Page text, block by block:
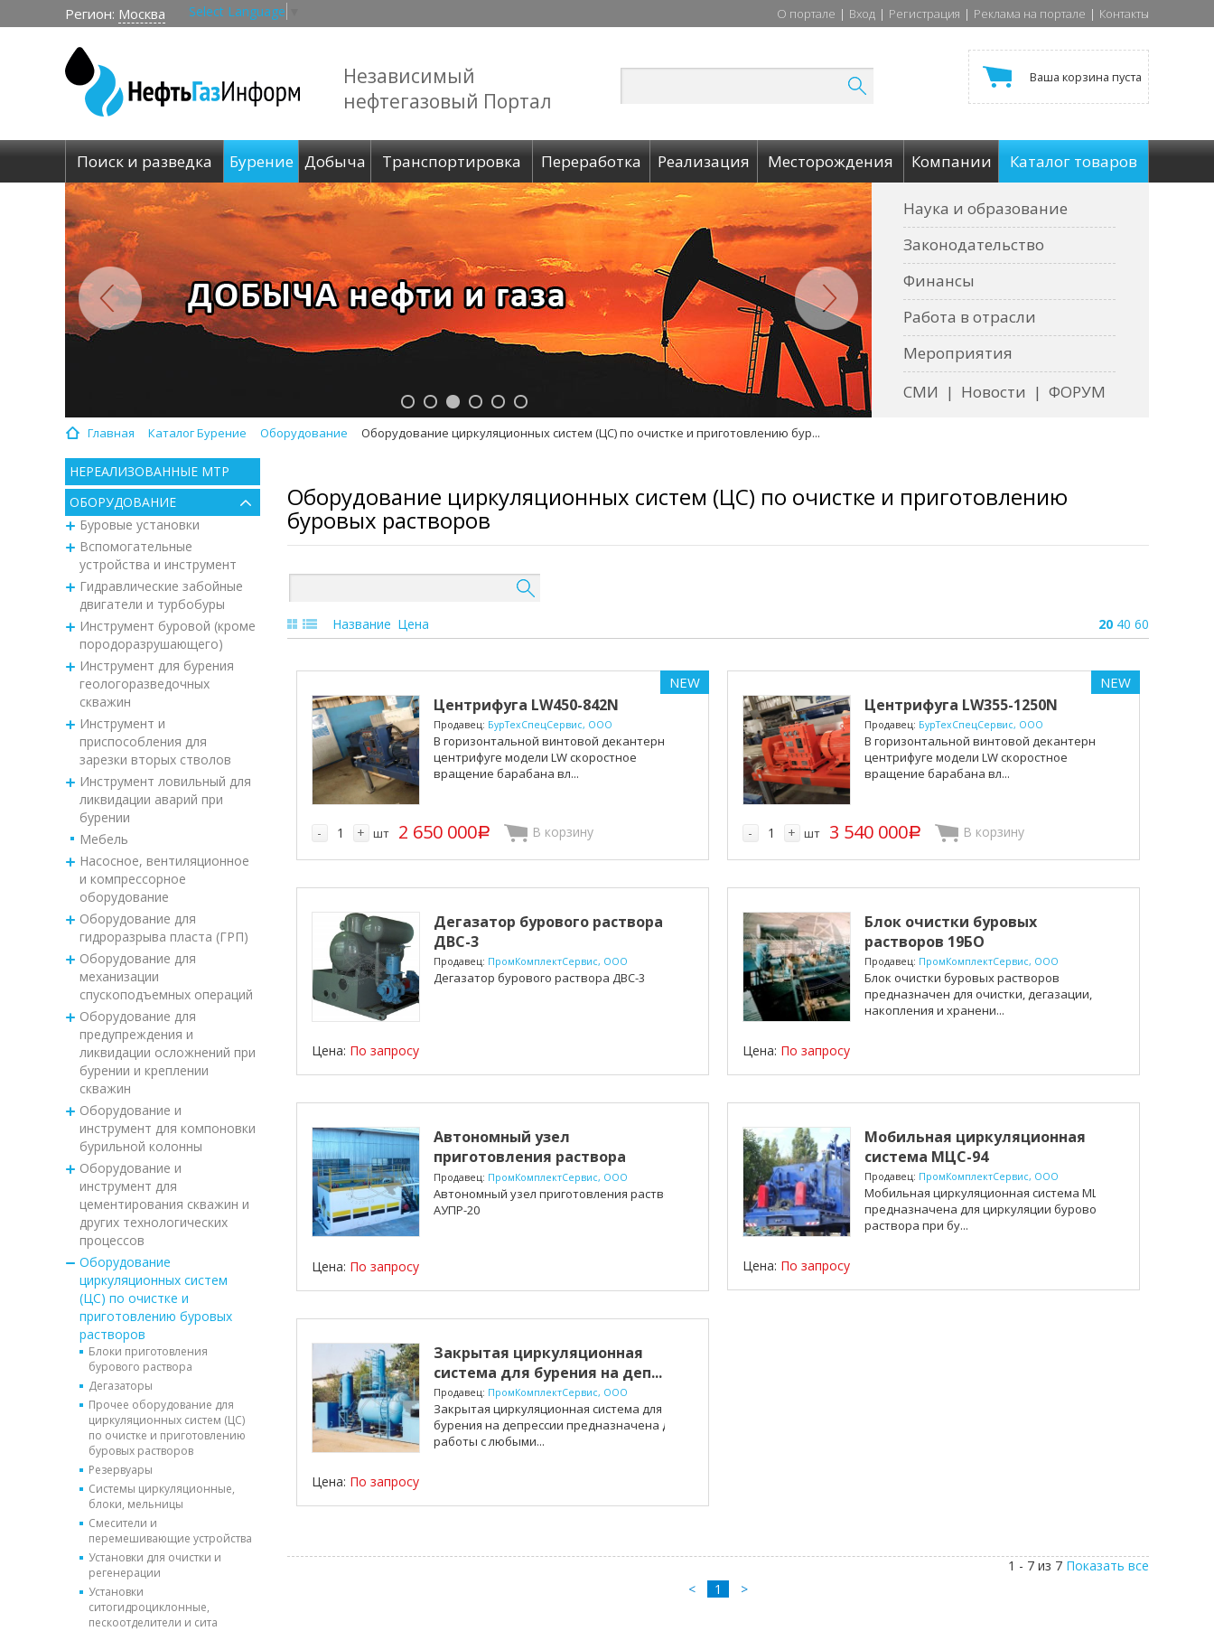
Регион: Москва Select Language О портале | Вход | Регистрация | Реклама на портале | Контакты
Независимый
нефтегазовый Портал
Ваша корзина пуста
Поиск и разведка Бурение Добыча Транспортировка Переработка Реализация Месторождения Компании Каталог товаров
Наука и образование
Законодательство
Финансы
Работа в отрасли
Мероприятия
СМИ | Новости | ФОРУМ
Главная Каталог Бурение Оборудование Оборудование циркуляционных систем (ЦС) по очистке и приготовлению бур...
НЕРЕАЛИЗОВАННЫЕ МТР
ОБОРУДОВАНИЕ
Буровые установки
Вспомогательные
устройства и инструмент
Гидравлические забойные
двигатели и турбобуры
Инструмент буровой (кроме
породоразрушающего)
Инструмент для бурения
геологоразведочных
скважин
Инструмент и
приспособления для
зарезки вторых стволов
Инструмент ловильный для
ликвидации аварий при
бурении
Мебель
Насосное, вентиляционное
и компрессорное
оборудование
Оборудование для
гидроразрыва пласта (ГРП)
Оборудование для
механизации
спускоподъемных операций
Оборудование для
предупреждения и
ликвидации осложнений при
бурении и креплении
скважин
Оборудование и
инструмент для компоновки
бурильной колонны
Оборудование и
инструмент для
цементирования скважин и
других технологических
процессов
Оборудование
циркуляционных систем
(ЦС) по очистке и
приготовлению буровых
растворов
Блоки приготовления
бурового раствора
Дегазаторы
Прочее оборудование для
циркуляционных систем (ЦС)
по очистке и приготовлению
буровых растворов
Резервуары
Системы циркуляционные,
блоки, мельницы
Смесители и
перемешивающие устройства
Установки для очистки и
регенерации
Установки
ситогидроциклонные,
пескоотделители и сита
Оборудование циркуляционных систем (ЦС) по очистке и приготовлению
буровых растворов
Название Цена 20 40 60
NEW
Центрифуга LW450-842N
Продавец: БурТехСпецСервис, ООО
В горизонтальной винтовой декантерной
центрифуге модели LW скоростное
вращение барабана вл...
- + шт 2 650 000p В корзину
NEW
Центрифуга LW355-1250N
Продавец: БурТехСпецСервис, ООО
В горизонтальной винтовой декантерной
центрифуге модели LW скоростное
вращение барабана вл...
- + шт 3 540 000p В корзину
Дегазатор бурового раствора
ДВС-3
Продавец: ПромКомплектСервис, ООО
Дегазатор бурового раствора ДВС-3
Цена: По запросу
Блок очистки буровых
растворов 19БО
Продавец: ПромКомплектСервис, ООО
Блок очистки буровых растворов
предназначен для очистки, дегазации,
накопления и хранени...
Цена: По запросу
Автономный узел
приготовления раствора
АУПР-20
Продавец: ПромКомплектСервис, ООО
Автономный узел приготовления раствора
АУПР-20
Цена: По запросу
Мобильная циркуляционная
система МЦС-94
Продавец: ПромКомплектСервис, ООО
Мобильная циркуляционная система МЦС
предназначена для циркуляции бурового
раствора при бу...
Цена: По запросу
Закрытая циркуляционная
система для бурения на деп...
Продавец: ПромКомплектСервис, ООО
Закрытая циркуляционная система для
бурения на депрессии предназначена для
работы с любыми...
Цена: По запросу
1 - 7 из 7 Показать все
<
1 >